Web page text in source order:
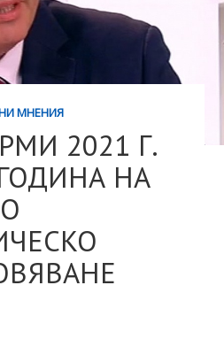
МНЕНИЯ
2021 Г.
НА